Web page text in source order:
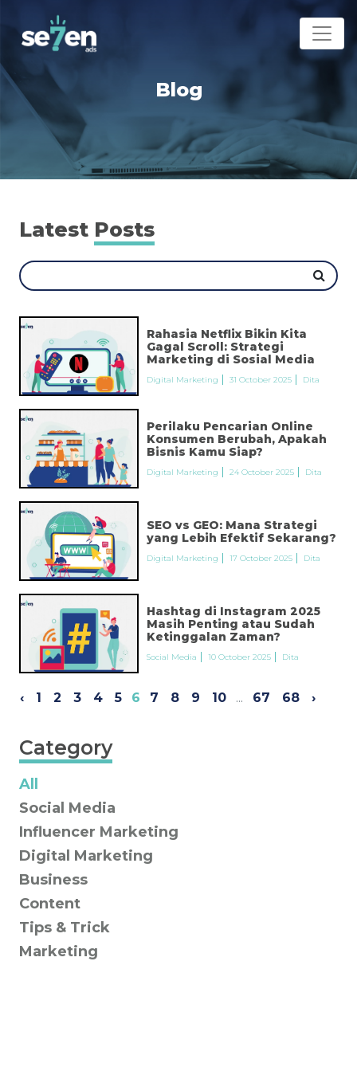
Blog
Latest Posts
Rahasia Netflix Bikin Kita
Gagal Scroll: Strategi
Marketing di Sosial Media
Digital Marketing 31 October 2025 Dita
Perilaku Pencarian Online
Konsumen Berubah, Apakah
Bisnis Kamu Siap?
Digital Marketing 24 October 2025 Dita
SEO vs GEO: Mana Strategi
yang Lebih Efektif Sekarang?
Digital Marketing 17 October 2025 Dita
Hashtag di Instagram 2025
Masih Penting atau Sudah
Ketinggalan Zaman?
Social Media 10 October 2025 Dita
‹ 1 2 3 4 5 6 7 8 9 10 ... 67 68 ›
Category
All
Social Media
Influencer Marketing
Digital Marketing
Business
Content
Tips & Trick
Marketing